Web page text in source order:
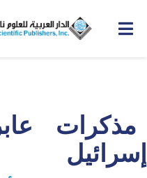
مذكرات
إسرائيل